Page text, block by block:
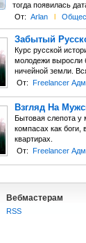
тогда появилась
От: Arlan l
Забытый
Курс русской
молодежи выросли
ничейной земли.
От: Freelancer
Взгляд На
Бытовая слепота у
компасах как
квартирах.
От: Freelancer
Вебмастерам
RSS